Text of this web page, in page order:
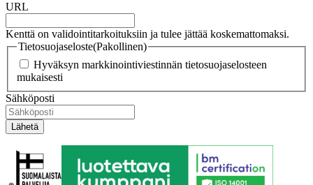
URL
Kenttä on validointitarkoituksiin ja tulee jättää koskemattomaksi.
Tietosuojaseloste(Pakollinen)
Hyväksyn markkinointiviestinnän tietosuojaselosteen
mukaisesti
Sähköposti